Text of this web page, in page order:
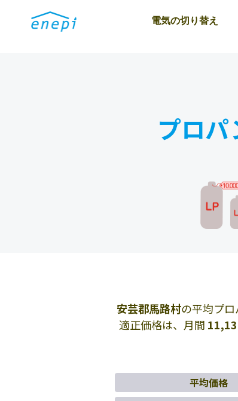
電気の切り替え
プロ
安芸郡馬路村の平均プ
適正価格は、月間
平均価格